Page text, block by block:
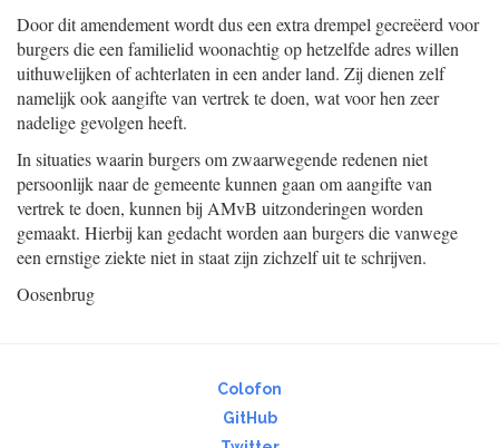
Door dit amendement wordt dus een extra drempel gecreëerd voor
burgers die een familielid woonachtig op hetzelfde adres willen
uithuwelijken of achterlaten in een ander land. Zij dienen zelf
namelijk ook aangifte van vertrek te doen, wat voor hen zeer
nadelige gevolgen heeft.
In situaties waarin burgers om zwaarwegende redenen niet
persoonlijk naar de gemeente kunnen gaan om aangifte van
vertrek te doen, kunnen bij AMvB uitzonderingen worden
gemaakt. Hierbij kan gedacht worden aan burgers die vanwege
een ernstige ziekte niet in staat zijn zichzelf uit te schrijven.
Oosenbrug
Colofon
GitHub